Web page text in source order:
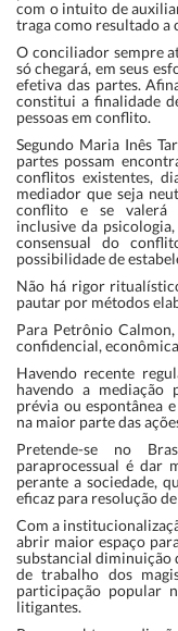
com o intuito de
traga como resultado a
O conciliador sempre
só chegará, em seus
efetiva das partes.
constitui a finalidade
pessoas em conflito.
Segundo Maria Inês
partes possam
conflitos existentes,
mediador que seja
conflito e se valerá
inclusive da
consensual do
possibilidade de
Não há rigor
pautar por métodos
Para Petrônio
confidencial,
Havendo recente
havendo a mediação
prévia ou espontânea
na maior parte das
Pretende-se no
paraprocessual é dar
perante a sociedade,
eficaz para resolução
Com a
abrir maior espaço
substancial diminuição
de trabalho dos
participação popular
litigantes.